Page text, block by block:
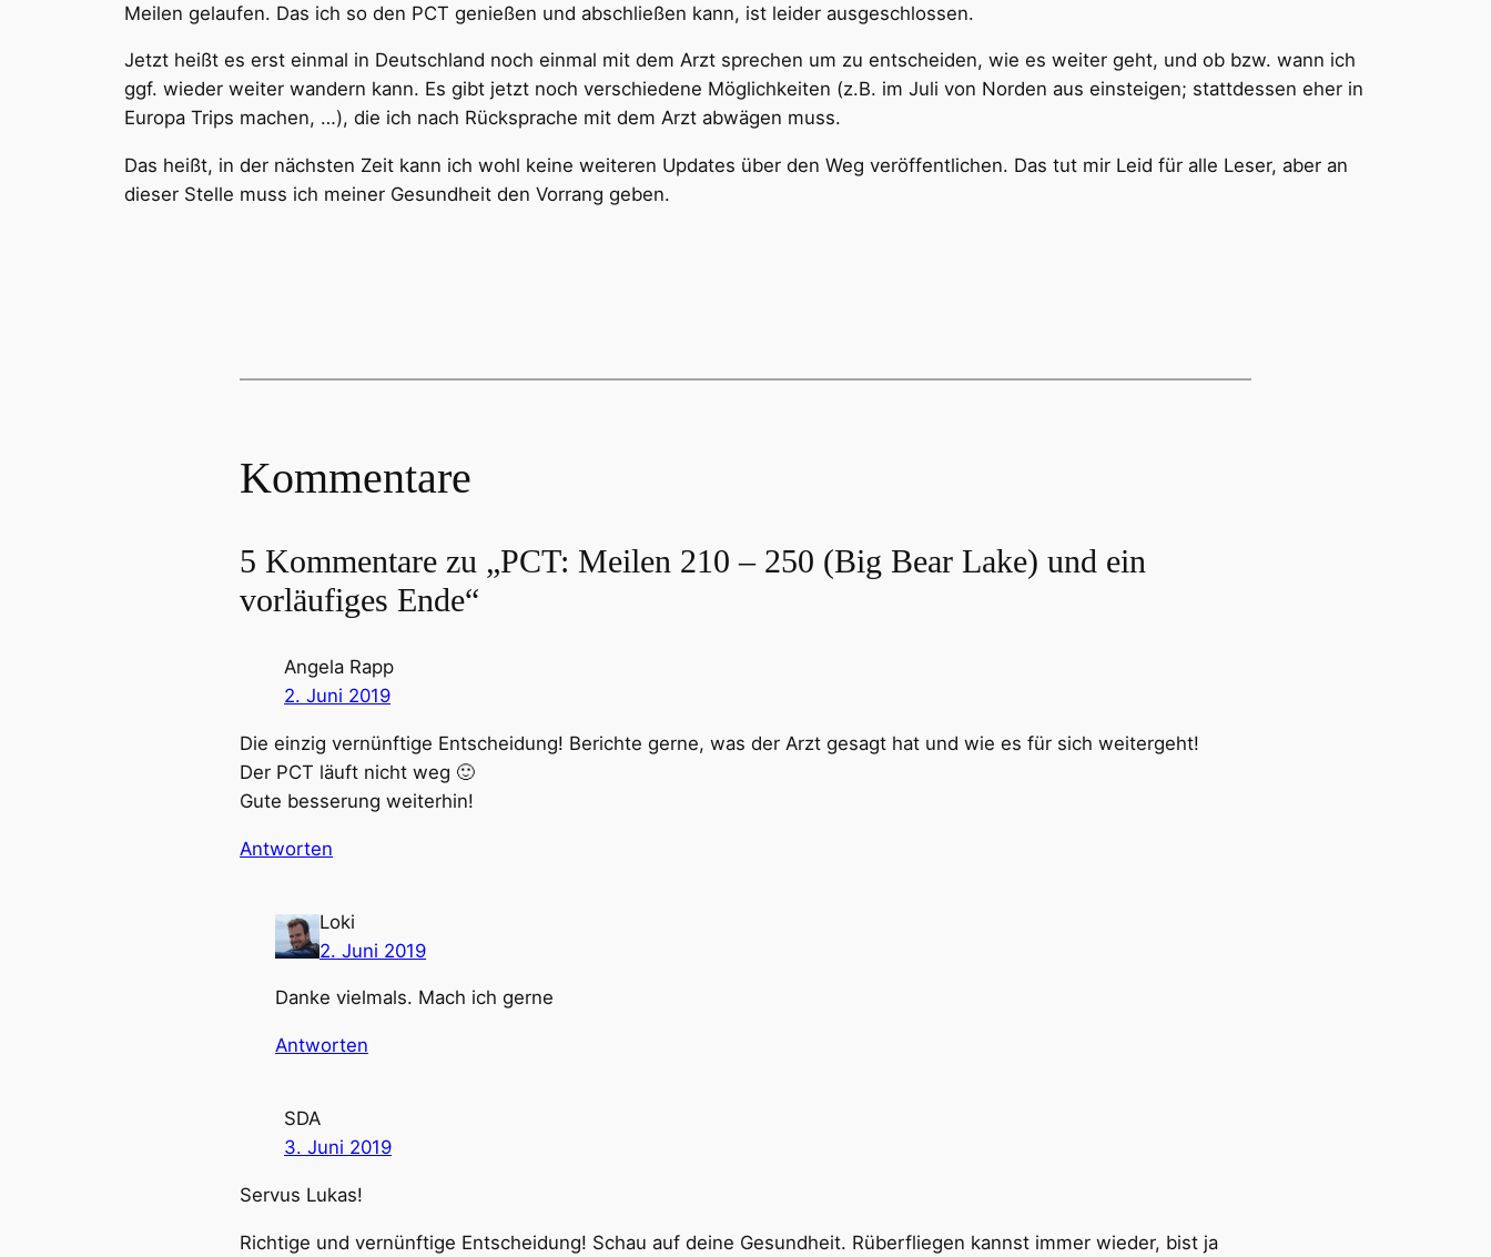
Meilen gelaufen. Das ich so den PCT genießen und abschließen kann, ist leider ausgeschlossen.
Jetzt heißt es erst einmal in Deutschland noch einmal mit dem Arzt sprechen um zu entscheiden, wie es weiter geht, und ob bzw. wann ich
ggf. wieder weiter wandern kann. Es gibt jetzt noch verschiedene Möglichkeiten (z.B. im Juli von Norden aus einsteigen; stattdessen eher in
Europa Trips machen, …), die ich nach Rücksprache mit dem Arzt abwägen muss.
Das heißt, in der nächsten Zeit kann ich wohl keine weiteren Updates über den Weg veröffentlichen. Das tut mir Leid für alle Leser, aber an
dieser Stelle muss ich meiner Gesundheit den Vorrang geben.
Kommentare
5 Kommentare zu „PCT: Meilen 210 – 250 (Big Bear Lake) und ein
vorläufiges Ende“
Angela Rapp
2. Juni 2019
Die einzig vernünftige Entscheidung! Berichte gerne, was der Arzt gesagt hat und wie es für sich weitergeht!
Der PCT läuft nicht weg 🙂
Gute besserung weiterhin!
Antworten
Loki
2. Juni 2019
Danke vielmals. Mach ich gerne
Antworten
SDA
3. Juni 2019
Servus Lukas!
Richtige und vernünftige Entscheidung! Schau auf deine Gesundheit. Rüberfliegen kannst immer wieder, bist ja